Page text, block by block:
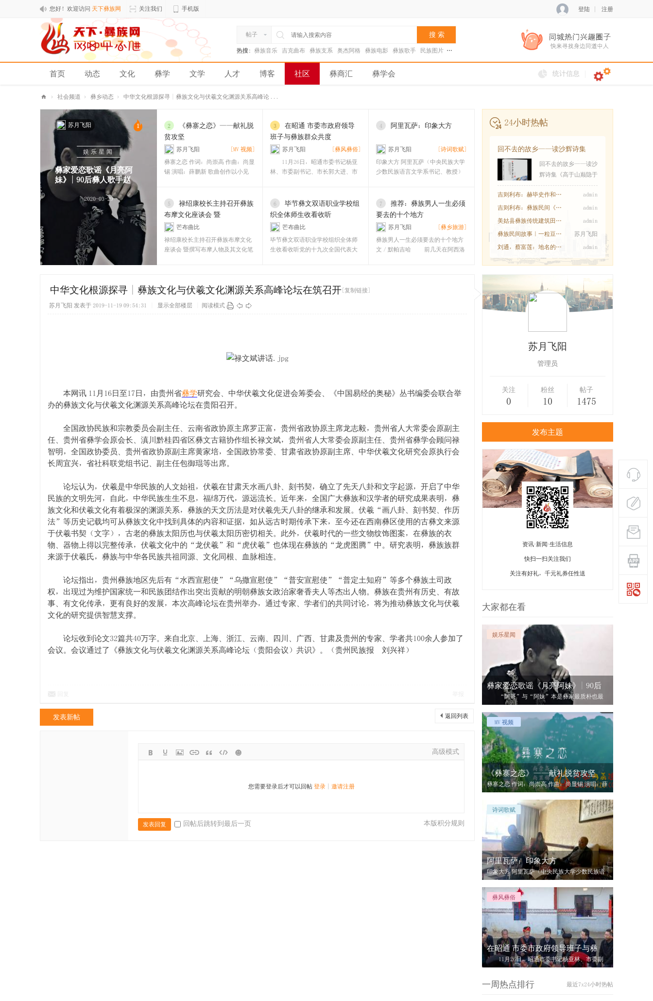
您好！欢迎访问 天下彝族网 关注我们 手机版 登陆 注册
帖子 搜 索
热搜: 彝族音乐 吉克曲布 彝族支系 奥杰阿格 彝族电影 彝族歌手 民族图片 张菊兰
首页 动态 文化 彝学 文学 人才 博客 社区 彝商汇 彝学会
排行榜
统计信息
天
› 社会频道 › 彝乡动态 › 中华文化根源探寻 | 彝族文化与伏羲文化渊源关系高峰论 ...
苏月飞阳 1
娱乐星闻
彝家爱恋歌谣《月亮阿
妹》| 90后彝人歌手赵
2020-03-29
2
《彝寨之恋》——献礼脱
贫攻坚
苏月飞阳 [MV 视频]
彝寨之恋 作词：尚崇高 作曲：尚显
锡 演唱：薛鹏新 歌曲创作以小见
3
在昭通 市委市政府领导
班子与彝族群众共度
苏月飞阳 [彝风彝俗]
11月26日，昭通市委书记杨亚
林、市委副书记、市长郭大进、市
4 阿里瓦萨：印象大方
苏月飞阳 [诗词歌赋]
印象大方 阿里瓦萨（中央民族大学
少数民族语言文学系书记、教授）
5
禄绍康校长主持召开彝族
布摩文化座谈会 暨
芒布曲比
[彝文双语职业学校]
禄绍康校长主持召开彝族布摩文化
座谈会 暨撰写布摩人物及其文化笔
6
毕节彝文双语职业学校组
织全体师生收看收听
芒布曲比
[彝文双语职业学校]
毕节彝文双语职业学校组织全体师
生收看收听党的十九次全国代表大
7
推荐：彝族男人一生必须
要去的十个地方
苏月飞阳 [彝乡旅游]
彝族男人一生必须要去的十个地方
文／默帕吉哈 前几天在阿西洛
24小时热帖
回不去的故乡——读沙辉诗集
《高于山巅隐于
回不去的故乡——读沙
辉诗集《高于山巅隐于
吉则利布：赫毕史作和特毕乍木的传说 admin
吉则利布：彝族民间《乌乌与天王女儿兹俄妮 admin
美姑县彝族传统建筑田野调查工作圆满完成 admin
彝族民间故事｜一粒豆子换一个新娘 苏月飞阳
刘通，蔡富莲：地名的语义变迁与中华民族共 admin
中华文化根源探寻 | 彝族文化与伏羲文化渊源关系高峰论坛在筑召开 [复制链接]
苏月飞阳 发表于 2019-11-19 09:54:31 显示全部楼层 阅读模式
本网讯 11月16日至17日，由贵州省彝学研究会、中华伏羲文化促进会筹委会、《中国易经的奥秘》丛书编委会联合举
办的彝族文化与伏羲文化渊源关系高峰论坛在贵阳召开。
全国政协民族和宗教委员会副主任、云南省政协原主席罗正富，贵州省政协原主席龙志毅，贵州省人大常委会原副主
任、贵州省彝学会原会长、滇川黔桂四省区彝文古籍协作组长禄文斌，贵州省人大常委会原副主任、贵州省彝学会顾问禄
智明，全国政协委员、贵州省政协原副主席黄家培，全国政协常委、甘肃省政协原副主席、中华伏羲文化研究会原执行会
长周宜兴，省社科联党组书记、副主任包御琨等出席。
论坛认为，伏羲是中华民族的人文始祖，伏羲在甘肃天水画八卦、刻书契，确立了先天八卦和文字起源，开启了中华
民族的文明先河，自此，中华民族生生不息，福绵万代，源远流长。近年来，全国广大彝族和汉学者的研究成果表明，彝
族文化和伏羲文化有着极深的渊源关系，彝族的天文历法是对伏羲先天八卦的继承和发展。伏羲“画八卦、刻书契、作历
法”等历史记载均可从彝族文化中找到具体的内容和证据，如从远古时期传承下来，至今还在西南彝区使用的古彝文来源
于伏羲书契（文字），古老的彝族太阳历也与伏羲太阳历密切相关。此外，伏羲时代的一些文物纹饰图案，在彝族的衣
物、器物上得以完整传承，伏羲文化中的“龙伏羲”和“虎伏羲”也体现在彝族的“龙虎图腾”中。研究表明，彝族族群
来源于伏羲氏，彝族与中华各民族共祖同源、文化同根、血脉相连。
论坛指出，贵州彝族地区先后有“水西宣慰使”“乌撒宣慰使”“普安宣慰使”“普定土知府”等多个彝族土司政
权，出现过为维护国家统一和民族团结作出突出贡献的明朝彝族女政治家奢香夫人等杰出人物。彝族在贵州有历史、有故
事、有文化传承，更有良好的发展，本次高峰论坛在贵州举办，通过专家、学者们的共同讨论，将为推动彝族文化与伏羲
文化的研究提供智慧支撑。
论坛收到论文32篇共40万字。来自北京、上海、浙江、云南、四川、广西、甘肃及贵州的专家、学者共100余人参加了
会议。会议通过了《彝族文化与伏羲文化渊源关系高峰论坛（贵阳会议）共识》。（贵州民族报 刘兴祥）
返回列表
发表新帖
高级模式
您需要登录后才可以回帖 登录| 邀请注册
本版积分规则
发表回复 回帖后跳转到最后一页
苏月飞阳
管理员
关注
0
粉丝
10
帖子
1475
发布主题
资讯·新闻·生活信息
快扫一扫关注我们
关注有好礼，千元礼券任性送
大家都在看
娱乐星闻
彝家爱恋歌谣《月亮阿妹》| 90后
“阿哥”与“阿妹”本是彝家最质朴也最
亲切的称呼，彝家男女的羞涩与爱恋都融于
MV 视频
《彝寨之恋》——献礼脱贫攻坚
彝寨之恋 作词：尚崇高 作曲：尚显锡 演唱：薛
鹏新 歌曲创作以小见
诗词歌赋
阿里瓦萨：印象大方
印象大方 阿里瓦萨（中央民族大学少数民族语
言文学系书记、教授） 站在慕俄
彝风彝俗
在昭通 市委市政府领导班子与彝
11月26日，昭通市委书记杨亚林、市委副
书记、市长郭大进、市委副书记王忠、市
一周热点排行 最近7x24小时热帖